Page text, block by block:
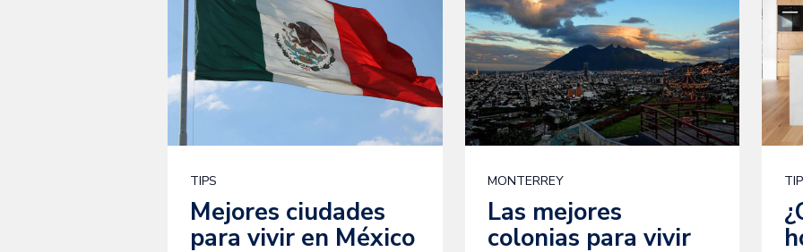
TIPS
Mejores ciudades
para vivir en México
MONTERREY
Las mejores
colonias para vivir